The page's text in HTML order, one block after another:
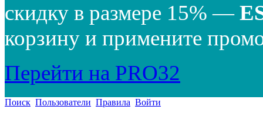
скидку в размере 15% —
корзину и примените
Перейти на PRO32
Поиск Пользователи Правила Войти